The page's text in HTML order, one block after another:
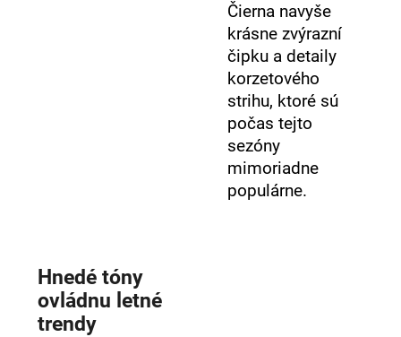
Čierna navyše
krásne zvýrazní
čipku a detaily
korzetového
strihu, ktoré sú
počas tejto
sezóny
mimoriadne
populárne.
Hnedé tóny
ovládnu letné
trendy